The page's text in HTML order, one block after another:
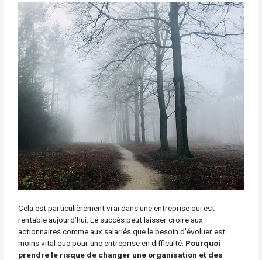
Cela est particulièrement vrai dans une entreprise qui est
rentable aujourd’hui. Le succès peut laisser croire aux
actionnaires comme aux salariés que le besoin d’évoluer est
moins vital que pour une entreprise en difficulté. Pourquoi
prendre le risque de changer une organisation et des